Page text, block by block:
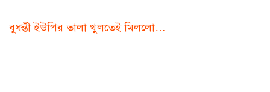
বুধন্তী ইউপির তালা খুলতেই মিললো…